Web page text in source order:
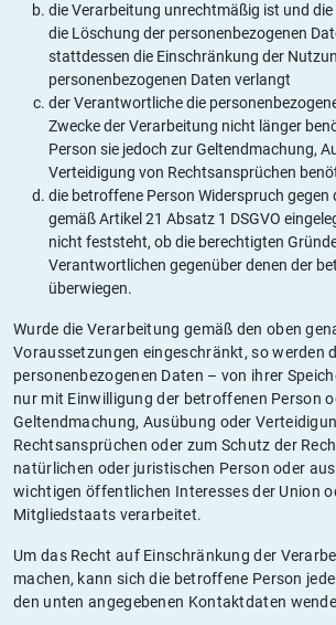
die Verarbeitung unrechtmäßig ist und
die Löschung der personenbezogenen
stattdessen die Einschränkung der
personenbezogenen Daten verlangt
der Verantwortliche die
Zwecke der Verarbeitung nicht länger
Person sie jedoch zur Geltendmachung,
Verteidigung von Rechtsansprüchen
die betroffene Person Widerspruch gegen
gemäß Artikel 21 Absatz 1 DSGVO
nicht feststeht, ob die berechtigten
Verantwortlichen gegenüber denen der
überwiegen.
Wurde die Verarbeitung gemäß den oben
Voraussetzungen eingeschränkt, so werden
personenbezogenen Daten – von ihrer
nur mit Einwilligung der betroffenen Person
Geltendmachung, Ausübung oder
Rechtsansprüchen oder zum Schutz der
natürlichen oder juristischen Person oder
wichtigen öffentlichen Interesses der Union
Mitgliedstaats verarbeitet.
Um das Recht auf Einschränkung der
machen, kann sich die betroffene Person
den unten angegebenen Kontaktdaten